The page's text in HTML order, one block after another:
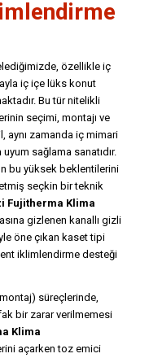
özellikle iç
iç içe lüks konut
Bu tür nitelikli
seçimi, montajı ve
aynı zamanda iç mimari
sağlama sanatıdır.
bu yüksek beklentilerini
seçkin bir teknik
Fujitherma Klima
gizlenen kanallı gizli
öne çıkan kaset tipi
iklimlendirme desteği
süreçlerinde,
bir zarar verilmemesi
Klima
açarken toz emici